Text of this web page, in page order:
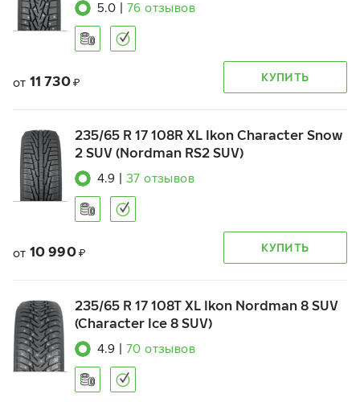
5.0 76 отзывов
от 11 730 ₽ КУПИТЬ
235/65 R 17 108R XL Ikon Character Snow
2 SUV (Nordman RS2 SUV)
4.9 37 отзывов
от 10 990 ₽ КУПИТЬ
235/65 R 17 108T XL Ikon Nordman 8 SUV
(Character Ice 8 SUV)
4.9 70 отзывов